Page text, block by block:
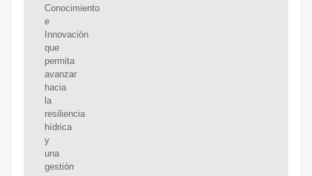
Conocimiento
e
Innovación
que
permita
avanzar
hacia
la
resiliencia
hídrica
y
una
gestión